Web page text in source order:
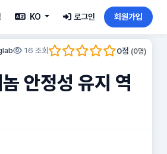
KO 로그인 회원가입
16 조회 0점 (0명)
안정성 유지 역